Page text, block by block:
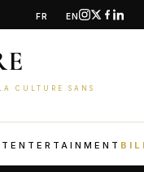
FR EN
CULTURE SANS
ENTERTAINMENT